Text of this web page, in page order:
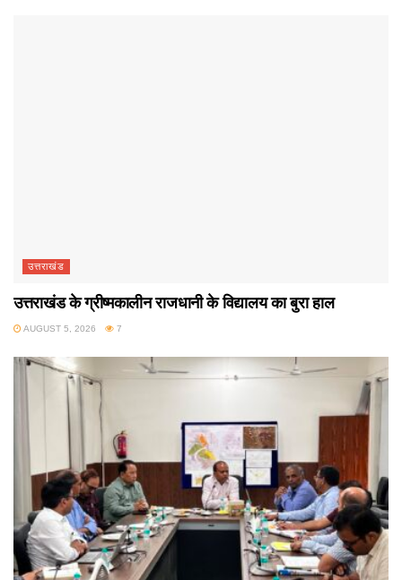
उत्तराखंड
उत्तराखंड के ग्रीष्मकालीन राजधानी के विद्यालय का बुरा हाल
AUGUST 5, 2026 7